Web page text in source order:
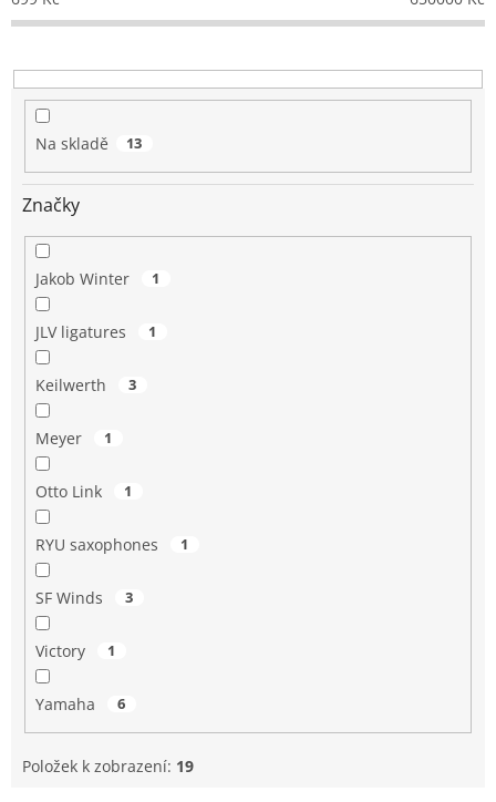
r
o
u
Na skladě 13
Značky
Jakob Winter 1
JLV ligatures 1
Keilwerth 3
Meyer 1
Otto Link 1
RYU saxophones 1
SF Winds 3
Victory 1
Yamaha 6
Položek k zobrazení: 19